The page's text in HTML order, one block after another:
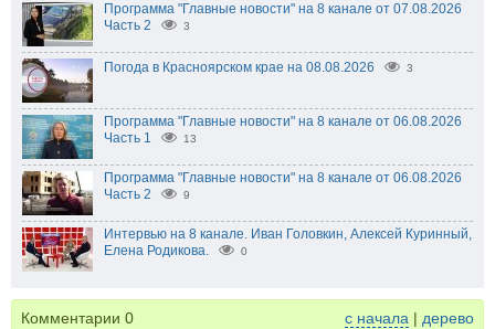
Программа "Главные новости" на 8 канале от 07.08.2026
Часть 2
3
Погода в Красноярском крае на 08.08.2026 3
Программа "Главные новости" на 8 канале от 06.08.2026
Часть 1
13
Программа "Главные новости" на 8 канале от 06.08.2026
Часть 2
9
Интервью на 8 канале. Иван Головкин, Алексей Куринный,
Елена Родикова.
0
Комментарии 0 с начала | дерево